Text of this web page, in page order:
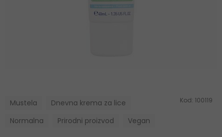
Mustela
Dnevna krema za lice
Normalna
Prirodni proizvod Vegan
Kod: 100119